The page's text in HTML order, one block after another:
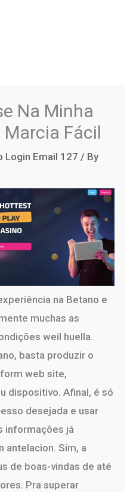
Na Minha
Fácil
Login Email 127 / By
na Betano e
muchas as
weil huella.
basta produzir o
web site,
dispositivo. Afinal, é só
desejada e usar
informações já
antelacion. Sim, a
de boas-vindas de até
Pra superar